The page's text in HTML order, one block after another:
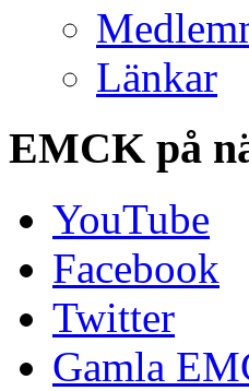
Länkar
EMCK på
YouTube
Facebook
Twitter
Gamla